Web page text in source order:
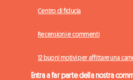
Centro di fiducia
Recensioni e commenti
12 buoni motivi per affittare una
Entra a far parte della nostra